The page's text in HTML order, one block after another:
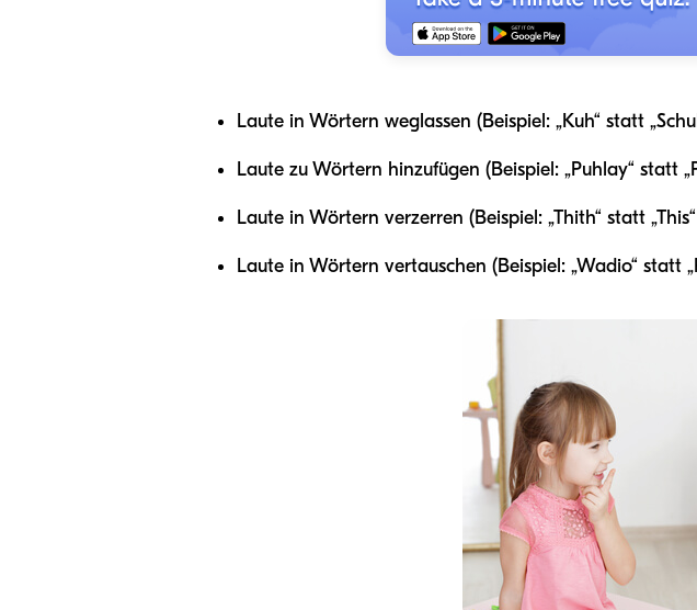
Laute in Wörtern weglassen (Beispiel: „Kuh“ statt
Laute zu Wörtern hinzufügen (Beispiel: „Puhlay“ statt
Laute in Wörtern verzerren (Beispiel: „Thith“ statt
Laute in Wörtern vertauschen (Beispiel: „Wadio“ statt